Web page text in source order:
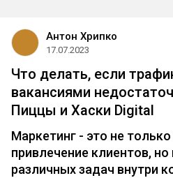
Антон Хрипко
17.07.2023
Что делать, если
вакансиями
Пиццы и Хаски Digital
Маркетинг - это не
привлечение клиентов,
различных задач внутри